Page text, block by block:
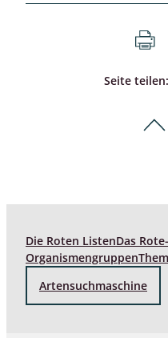
Seite teilen:
Die Roten ListenDas
Organismengruppen
Artensuchmaschine